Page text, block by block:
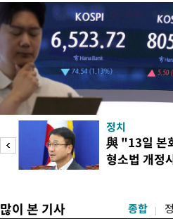
정치
與 "13일 본
형소법 개정
많이 본 기사 종합